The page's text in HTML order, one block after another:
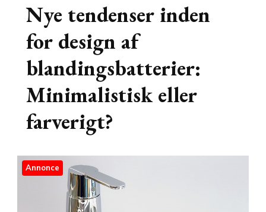
Nye tendenser inden
for design af
blandingsbatterier:
Minimalistisk eller
farverigt?
Annonce